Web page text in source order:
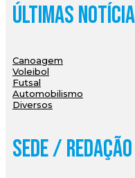
Últimas
Canoagem
Voleibol
Futsal
Automobilismo
Diversos
Sede / Redação